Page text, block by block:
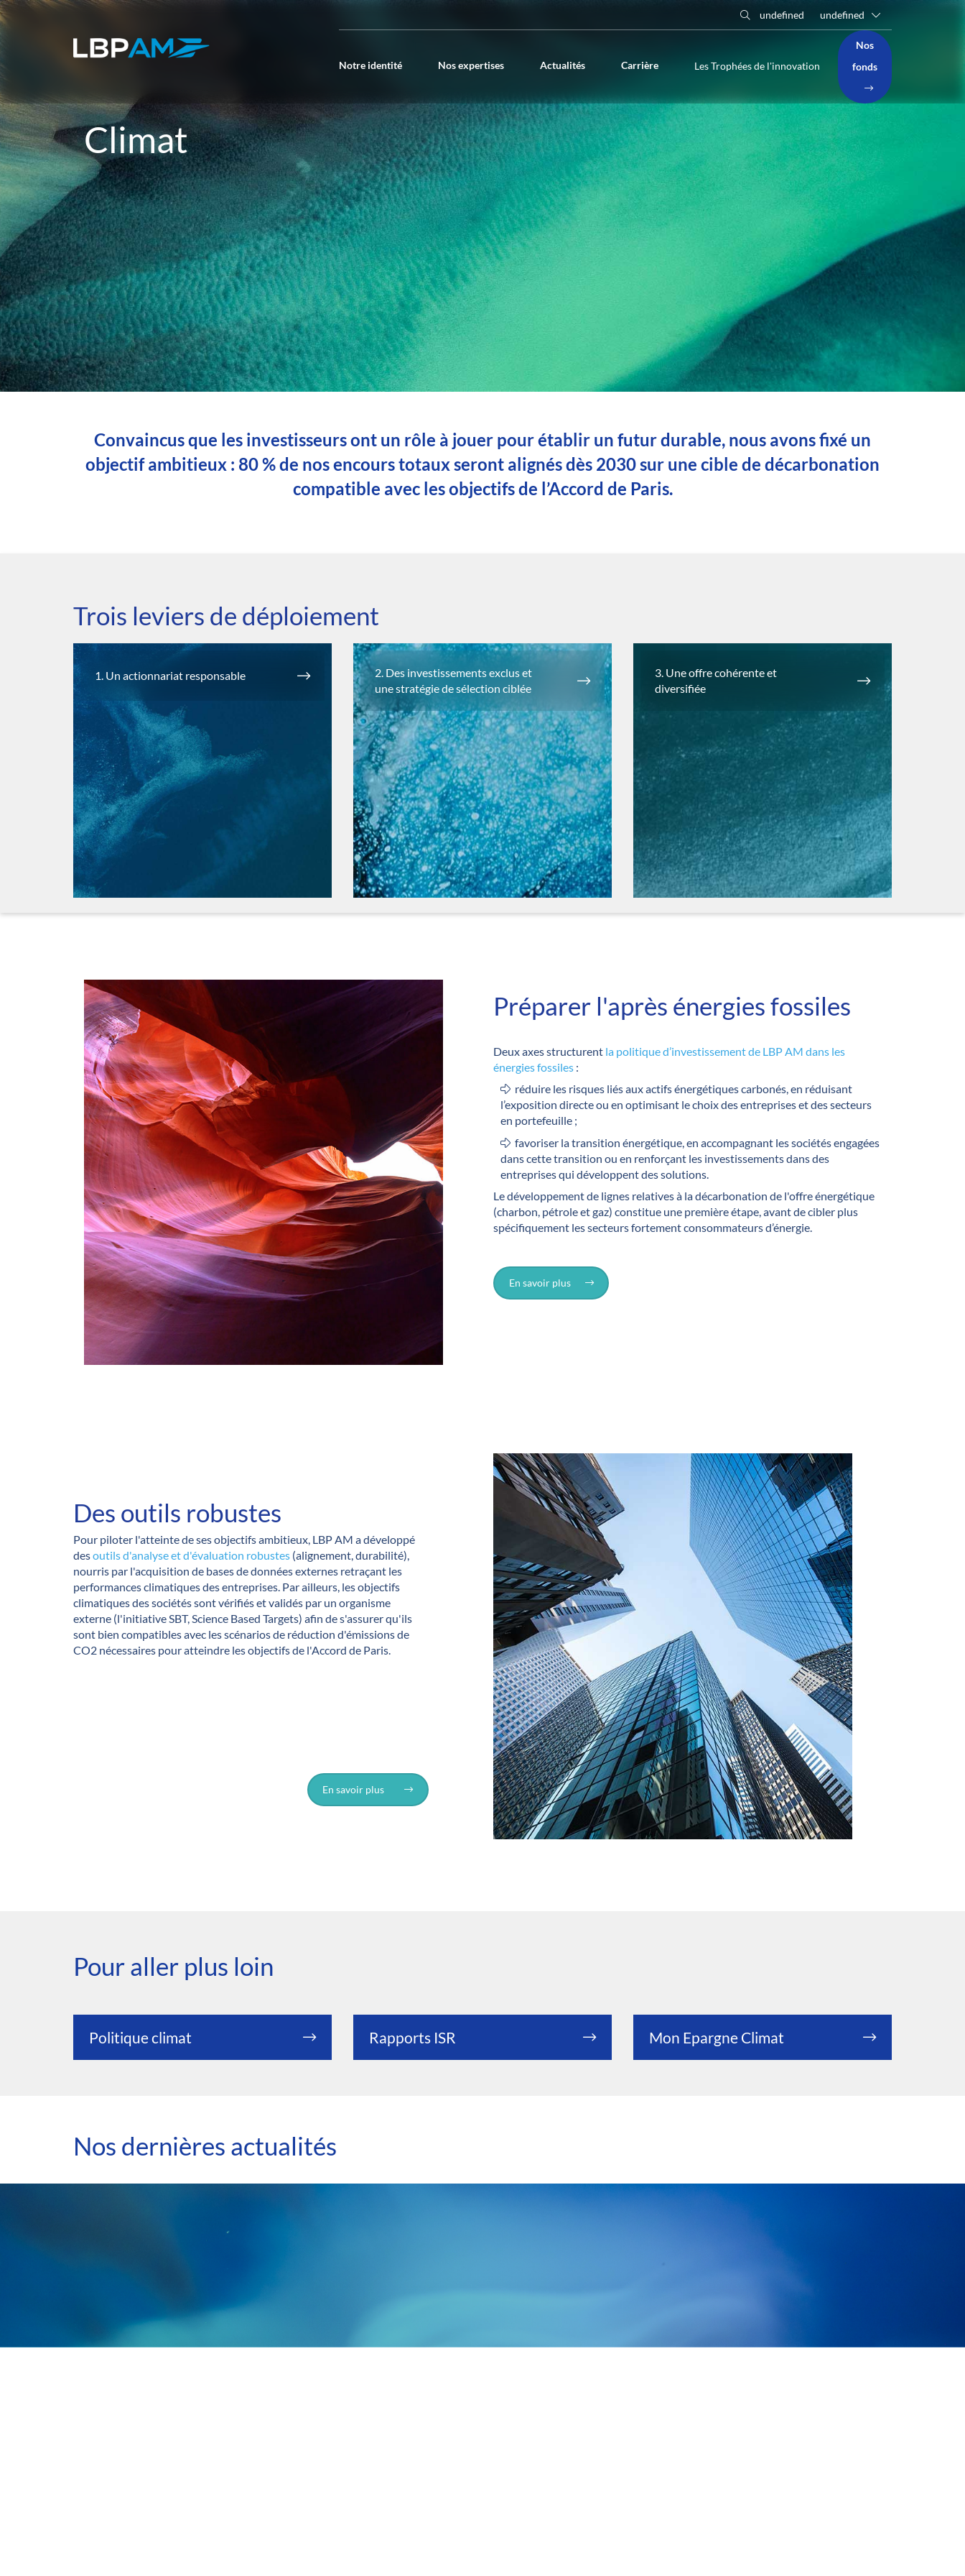
undefined undefined
Notre identité Nos expertises Actualités Carrière Les Trophées de l'innovation
Nos
fonds
Climat
Convaincus que les investisseurs ont un rôle à jouer pour établir un futur durable, nous avons fixé un
objectif ambitieux : 80 % de nos encours totaux seront alignés dès 2030 sur une cible de décarbonation
compatible avec les objectifs de l’Accord de Paris.
Trois leviers de déploiement
1. Un actionnariat responsable
2. Des investissements exclus et
une stratégie de sélection ciblée
3. Une offre cohérente et
diversifiée
Préparer l'après énergies fossiles
Deux axes structurent la politique d’investissement de LBP AM dans les
énergies fossiles :
réduire les risques liés aux actifs énergétiques carbonés, en réduisant
l’exposition directe ou en optimisant le choix des entreprises et des secteurs
en portefeuille ;
favoriser la transition énergétique, en accompagnant les sociétés engagées
dans cette transition ou en renforçant les investissements dans des
entreprises qui développent des solutions.
Le développement de lignes relatives à la décarbonation de l'offre énergétique
(charbon, pétrole et gaz) constitue une première étape, avant de cibler plus
spécifiquement les secteurs fortement consommateurs d’énergie.
En savoir plus
Des outils robustes
Pour piloter l'atteinte de ses objectifs ambitieux, LBP AM a développé
desoutils d'analyse et d'évaluation robustes (alignement, durabilité),
nourris par l'acquisition de bases de données externes retraçant les
performances climatiques des entreprises. Par ailleurs, les objectifs
climatiques des sociétés sont vérifiés et validés par un organisme
externe (l'initiative SBT, Science Based Targets) afin de s'assurer qu'ils
sont bien compatibles avec les scénarios de réduction d'émissions de
CO2 nécessaires pour atteindre les objectifs de l'Accord de Paris.
En savoir plus
Pour aller plus loin
Politique climat Rapports ISR Mon Epargne Climat
Nos dernières actualités